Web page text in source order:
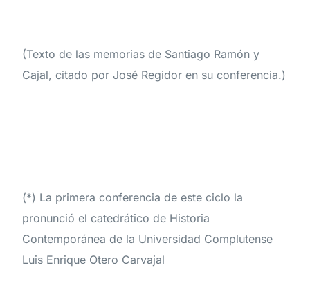
(Texto de las memorias de Santiago Ramón y
Cajal, citado por José Regidor en su conferencia.)
(*) La primera conferencia de este ciclo la
pronunció el catedrático de Historia
Contemporánea de la Universidad Complutense
Luis Enrique Otero Carvajal